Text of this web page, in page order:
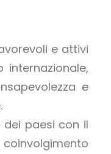
e attivi
internazionale,
e
dei paesi con il